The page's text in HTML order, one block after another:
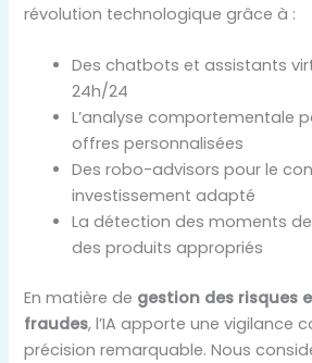
révolution technologique grâce à :
Des chatbots et assistants
24h/24
L’analyse comportementale
offres personnalisées
Des robo-advisors pour le
investissement adapté
La détection des moments
des produits appropriés
En matière de gestion des risques
fraudes, l’IA apporte une vigilance
précision remarquable. Nous